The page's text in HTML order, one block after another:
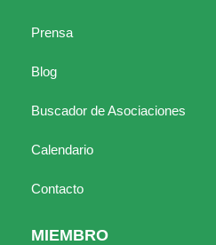
Prensa
Blog
Buscador de Asociaciones
Calendario
Contacto
MIEMBRO